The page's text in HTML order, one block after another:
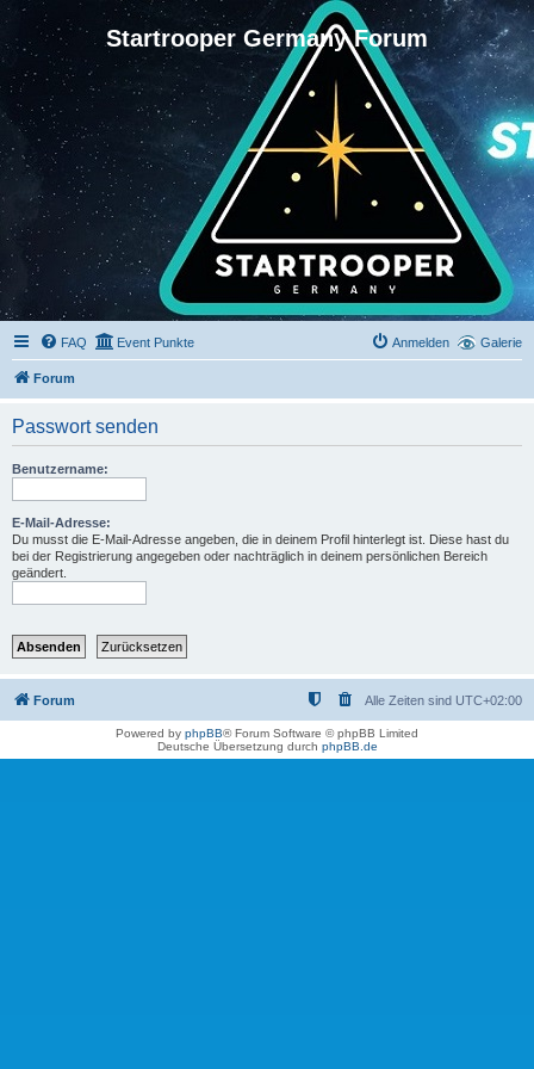
Startrooper Germany Forum
Galerie
FAQ Event Punkte Anmelden
Forum
Passwort senden
Benutzername:
E-Mail-Adresse:
Du musst die E-Mail-Adresse angeben, die in deinem Profil hinterlegt ist. Diese hast du
bei der Registrierung angegeben oder nachträglich in deinem persönlichen Bereich
geändert.
Forum Alle Zeiten sind UTC+02:00
Powered by phpBB® Forum Software © phpBB Limited
Deutsche Übersetzung durch phpBB.de